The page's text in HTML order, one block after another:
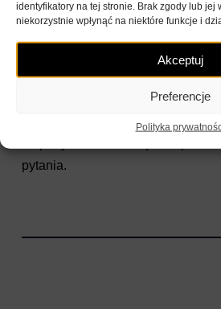
identyfikatory na tej stronie. Brak zgody lub jej
niekorzystnie wpłynąć na niektóre funkcje i
Akceptuj
Preferencje
Polityka
Opole Bike:bok-
Rower Trójmiejski:rt@nextbike.pl
Zgodnie z regulaminami
to maksymalnie 14 dni, jednak
pracownicy zawsze starają się
pytania.